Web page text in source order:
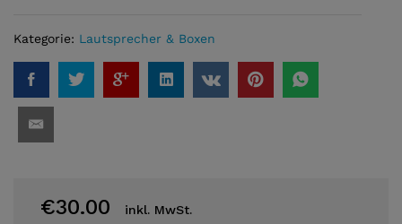
Kategorie: Lautsprecher & Boxen
€30.00 inkl. MwSt.